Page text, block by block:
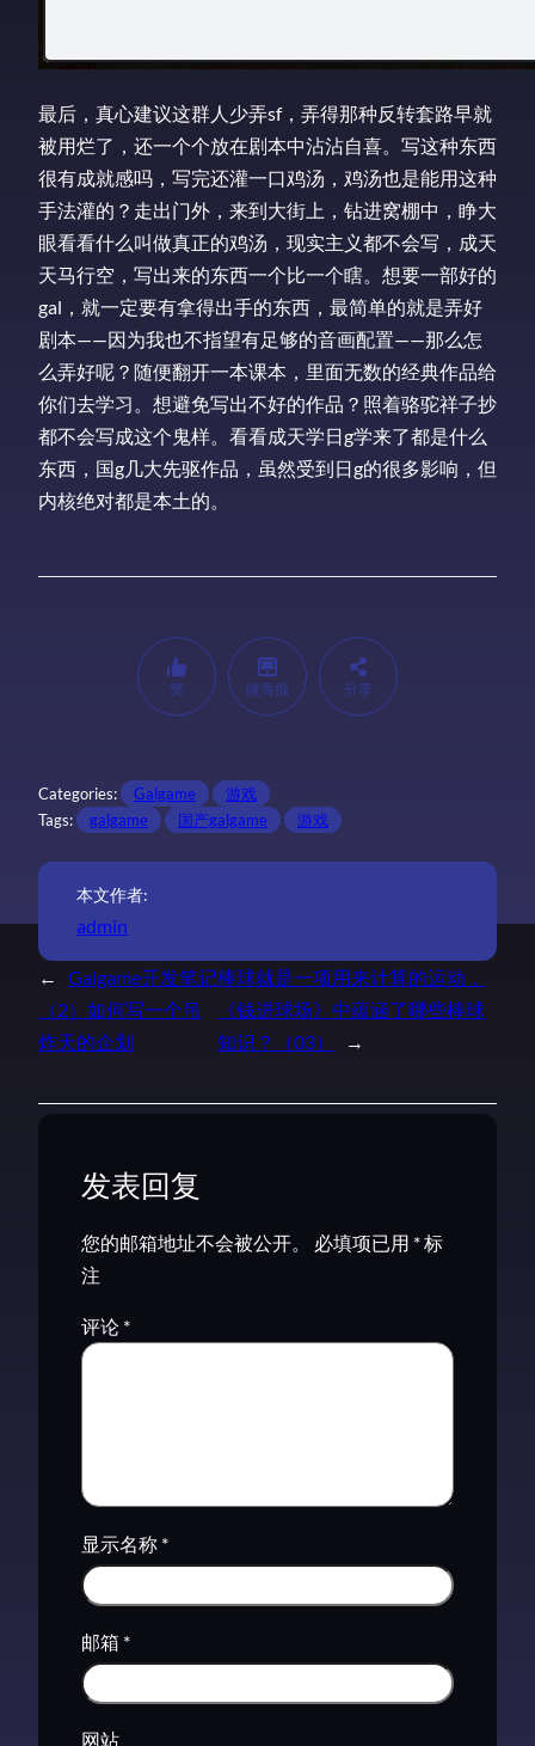
最后，真心建议这群人少弄sf，弄得那种反转套路早就
被用烂了，还一个个放在剧本中沾沾自喜。写这种东西
很有成就感吗，写完还灌一口鸡汤，鸡汤也是能用这种
手法灌的？走出门外，来到大街上，钻进窝棚中，睁大
眼看看什么叫做真正的鸡汤，现实主义都不会写，成天
天马行空，写出来的东西一个比一个瞎。想要一部好的
gal，就一定要有拿得出手的东西，最简单的就是弄好
剧本——因为我也不指望有足够的音画配置——那么怎
么弄好呢？随便翻开一本课本，里面无数的经典作品给
你们去学习。想避免写出不好的作品？照着骆驼祥子抄
都不会写成这个鬼样。看看成天学日g学来了都是什么
东西，国g几大先驱作品，虽然受到日g的很多影响，但
内核绝对都是本土的。
赞 微海报 分享
Categories: Galgame
游戏
Tags:
galgame 国产galgame 游戏
本文作者:
admin
←
Galgame开发笔记
（2）如何写一个吊
炸天的企划
棒球就是一项用来计算的运动，
《钱进球场》中蕴涵了哪些棒球
知识？（03）
→
发表回复
您的邮箱地址不会被公开。 必填项已用 *标
注
评论 *
显示名称 *
邮箱 *
网站